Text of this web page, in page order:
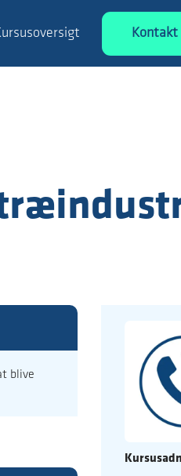
Kontakt
blive